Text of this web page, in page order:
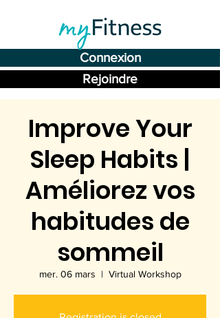
Connexion
Rejoindre
Improve Your
Sleep Habits |
Améliorez vos
habitudes de
sommeil
mer. 06 mars
  |
Virtual Workshop